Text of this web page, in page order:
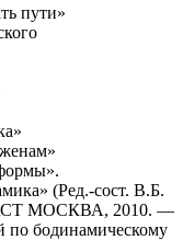
пути»
(Ред.-сост. В.Б.
МОСКВА, 2010. —
по бодинамическому